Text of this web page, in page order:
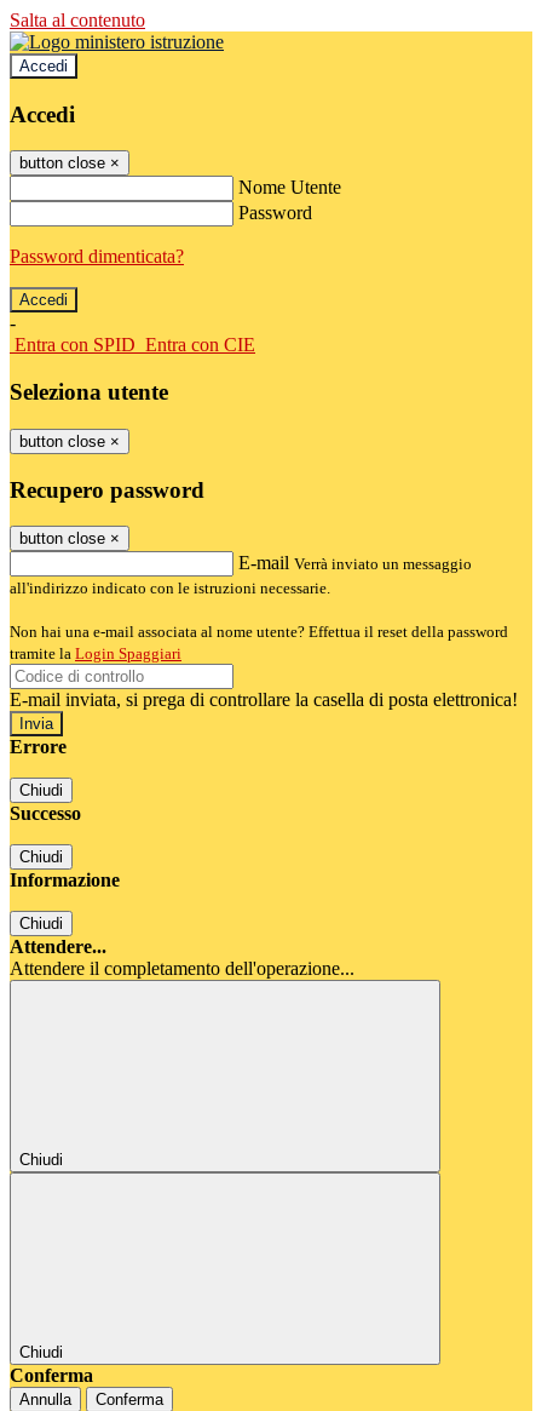
Salta al contenuto
Accedi
Accedi
button close ×
Nome Utente
Password
Password dimenticata?
-
Entra con SPID Entra con CIE
Seleziona utente
button close ×
Recupero password
button close ×
E-mail Verrà inviato un messaggio
all'indirizzo indicato con le istruzioni necessarie.
Non hai una e-mail associata al nome utente? Effettua il reset della password
tramite la Login Spaggiari
E-mail inviata, si prega di controllare la casella di posta elettronica!
Errore
Chiudi
Successo
Chiudi
Informazione
Chiudi
Attendere...
Attendere il completamento dell'operazione...
Chiudi
Chiudi
Conferma
Annulla Conferma